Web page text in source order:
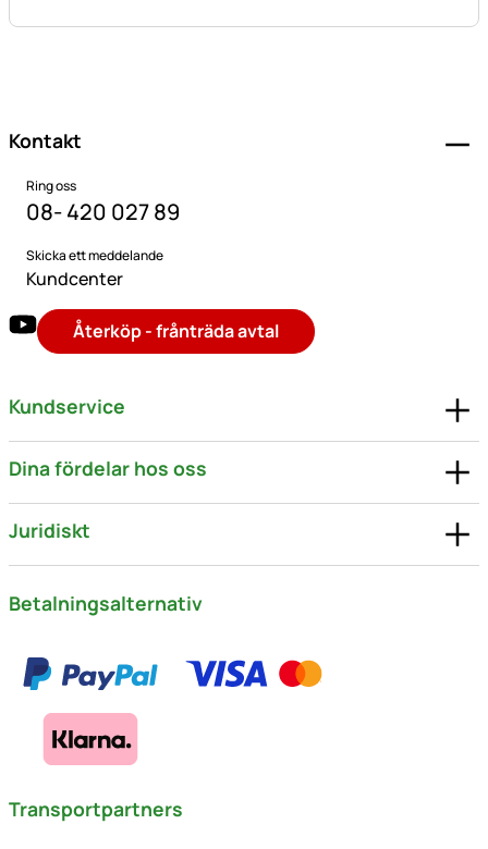
Kontakt
Ring oss
08- 420 027 89
Skicka ett meddelande
Kundcenter
Återköp - frånträda avtal
Kundservice
Dina fördelar hos oss
Juridiskt
Betalningsalternativ
Transportpartners